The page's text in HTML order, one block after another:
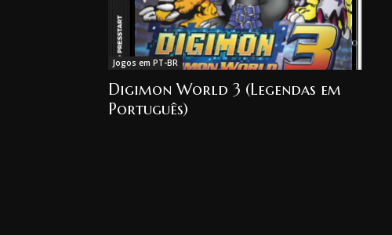
Jogos em PT-BR
Digimon World 3 (Legendas em
Português)